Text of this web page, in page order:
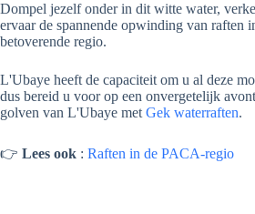
Dompel jezelf onder in dit witte water,
ervaar de spannende opwinding van raften
betoverende regio.
L'Ubaye heeft de capaciteit om u al deze
dus bereid u voor op een onvergetelijk
golven van L'Ubaye met Gek waterraften.
👉 Lees ook : Raften in de PACA-regio